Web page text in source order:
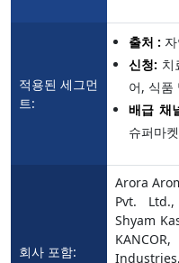
적용된 세그먼
트:
출처 :
신청: 치
어, 식품
배급 채
슈퍼마
회사 포함:
Arora
Pvt.
Shyam